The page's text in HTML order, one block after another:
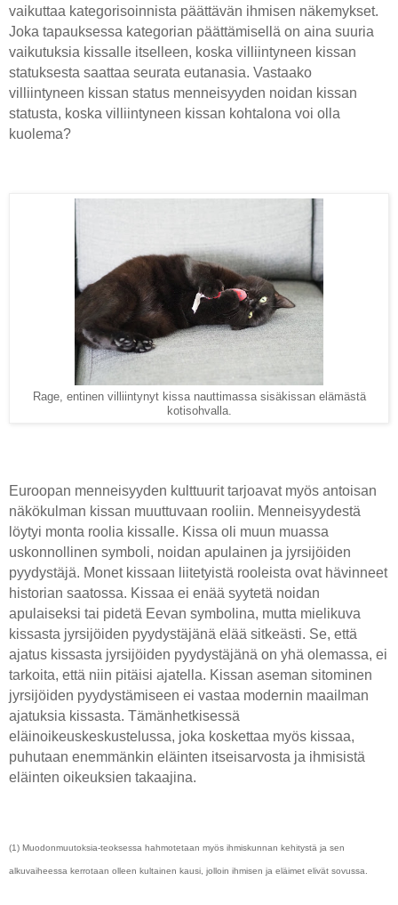
vaikuttaa kategorisoinnista päättävän ihmisen näkemykset.
Joka tapauksessa kategorian päättämisellä on aina suuria
vaikutuksia kissalle itselleen, koska villiintyneen kissan
statuksesta saattaa seurata eutanasia. Vastaako
villiintyneen kissan status menneisyyden noidan kissan
statusta, koska villiintyneen kissan kohtalona voi olla
kuolema?
Rage, entinen villiintynyt kissa nauttimassa sisäkissan elämästä
kotisohvalla.
Euroopan menneisyyden kulttuurit tarjoavat myös antoisan
näkökulman kissan muuttuvaan rooliin. Menneisyydestä
löytyi monta roolia kissalle. Kissa oli muun muassa
uskonnollinen symboli, noidan apulainen ja jyrsijöiden
pyydystäjä. Monet kissaan liitetyistä rooleista ovat hävinneet
historian saatossa. Kissaa ei enää syytetä noidan
apulaiseksi tai pidetä Eevan symbolina, mutta mielikuva
kissasta jyrsijöiden pyydystäjänä elää sitkeästi. Se, että
ajatus kissasta jyrsijöiden pyydystäjänä on yhä olemassa, ei
tarkoita, että niin pitäisi ajatella. Kissan aseman sitominen
jyrsijöiden pyydystämiseen ei vastaa modernin maailman
ajatuksia kissasta. Tämänhetkisessä
eläinoikeuskeskustelussa, joka koskettaa myös kissaa,
puhutaan enemmänkin eläinten itseisarvosta ja ihmisistä
eläinten oikeuksien takaajina.
(1) Muodonmuutoksia-teoksessa hahmotetaan myös ihmiskunnan kehitystä ja sen
alkuvaiheessa kerrotaan olleen kultainen kausi, jolloin ihmisen ja eläimet elivät sovussa.